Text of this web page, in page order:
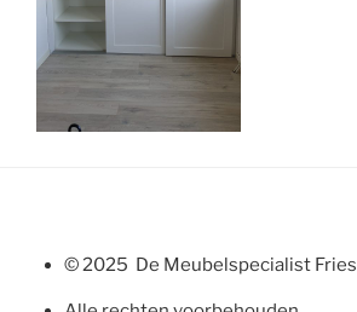
© 2025 De Meubelspecialist